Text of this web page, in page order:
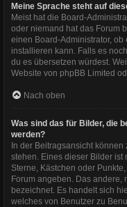
Meine Sprache steht auf
Meist hat die Board-
oder niemand hat das Forum
einen Board-Administrator, ob
installieren kann. Falls es
du es übersetzen würdest.
Website von phpBB Limited
Nach oben
Was sind das für Bilder, die
werden?
In der Beitragsansicht
stehen. Eines dieser Bilder ist
Sterne, Kästchen oder
Forum angeben. Das andere,
bezeichnet. Es handelt sich
welches von Benutzer zu